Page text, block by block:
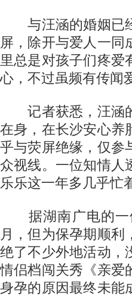
与汪涵的婚姻已经
屏，除开与爱人一同
里总是对孩子们疼爱
心，不过虽频有传闻
记者获悉，汪涵的
在身，在长沙安心养
乎与荧屏绝缘，仅参
众视线。一位知情人
乐乐这一年多几乎忙
据湖南广电的一
月，但为保孕期顺
绝了不少外地活动，
情侣档闯关秀《亲爱
身孕的原因最终未能